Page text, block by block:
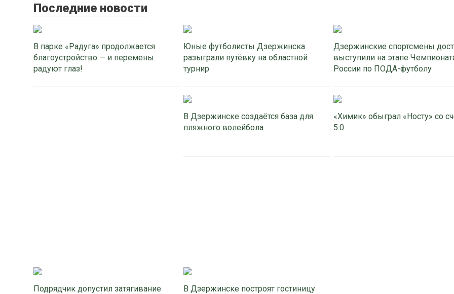
Последние новости
В парке «Радуга» продолжается
благоустройство — и перемены
радуют глаз!
Юные футболисты Дзержинска
разыграли путёвку на областной
турнир
Дзержинские спортсмены
выступили на этапе
России по ПОДА-футболу
В Дзержинске создаётся база для
пляжного волейбола
«Химик» обыграл «Носту» со
5:0
Подрядчик допустил затягивание
В Дзержинске построят гостиницу